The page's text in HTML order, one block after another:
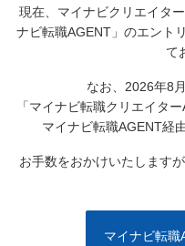
現在、マイナビクリエイタ
ナビ転職AGENT」のエント
て
なお、2026年8
「マイナビ転職クリエイタ
マイナビ転職AGENT経
お手数をおかけいたします
マイナビ転職